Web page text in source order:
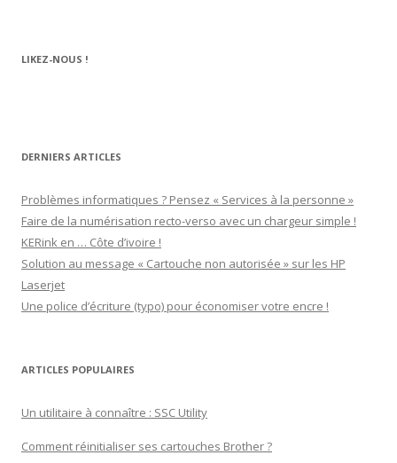
sur sur poirier-
LIKEZ-NOUS !
DERNIERS ARTICLES
Problèmes informatiques ? Pensez « Services à la personne »
Faire de la numérisation recto-verso avec un chargeur simple !
KERink en … Côte d’ivoire !
Solution au message « Cartouche non autorisée » sur les HP
Laserjet
Une police d’écriture (typo) pour économiser votre encre !
ARTICLES POPULAIRES
Un utilitaire à connaître : SSC Utility
Comment réinitialiser ses cartouches Brother ?